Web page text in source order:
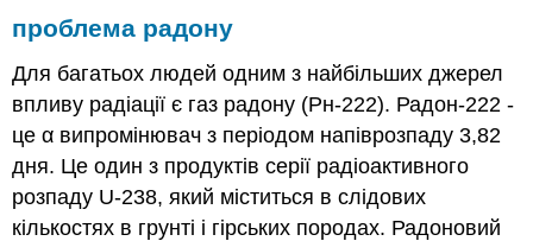
проблема радону
Для багатьох людей одним з найбільших джерел
впливу радіації є газ радону (Рн-222). Радон-222 -
це α випромінювач з періодом напіврозпаду 3,82
дня. Це один з продуктів серії радіоактивного
розпаду U-238, який міститься в слідових
кількостях в грунті і гірських породах. Радоновий